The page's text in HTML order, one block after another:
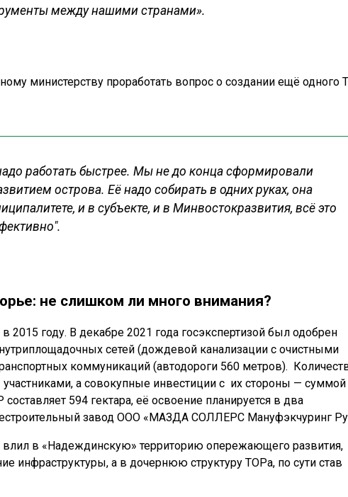
между нашими странами».
министерству проработать вопрос о создании ещё одного
работать быстрее. Мы не до конца сформировали
острова. Её надо собирать в одних руках, она
и в субъекте, и в Минвостокразвития, всё это
не слишком ли много внимания?
году. В декабре 2021 года госэкспертизой был одобрен
сетей (дождевой канализации с очистными
коммуникаций (автодороги 560 метров).
а совокупные инвестиции с их стороны — суммой
594 гектара, её освоение планируется в два
завод ООО «МАЗДА СОЛЛЕРС Мануфэкчуринг
в «Надеждинскую» территорию опережающего развития,
инфраструктуры, а в дочернюю структуру ТОРа, по сути став